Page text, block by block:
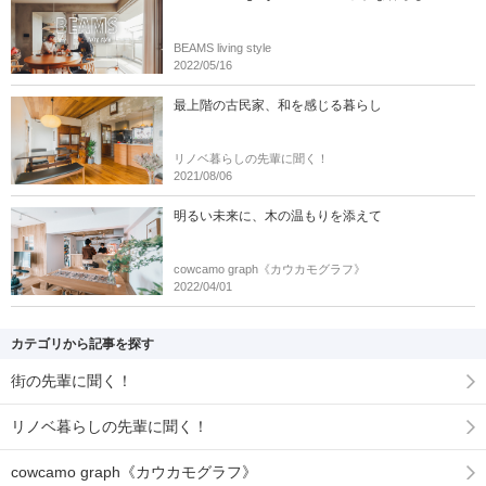
BEAMS living style
2022/05/16
最上階の古民家、和を感じる暮らし
リノベ暮らしの先輩に聞く！
2021/08/06
明るい未来に、木の温もりを添えて
cowcamo graph《カウカモグラフ》
2022/04/01
カテゴリから記事を探す
街の先輩に聞く！
リノベ暮らしの先輩に聞く！
cowcamo graph《カウカモグラフ》